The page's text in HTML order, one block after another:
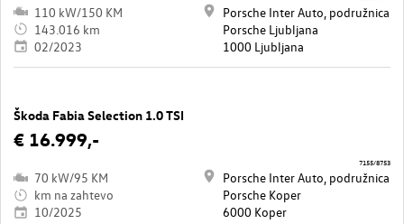
110 kW/150 KM
143.016 km
02/2023
Porsche Inter Auto, podružnica
Porsche Ljubljana
1000 Ljubljana
Škoda Fabia Selection 1.0 TSI
€ 16.999,-
70 kW/95 KM
km na zahtevo
10/2025
Porsche Inter Auto, podružnica
Porsche Koper
6000 Koper
7155/8753